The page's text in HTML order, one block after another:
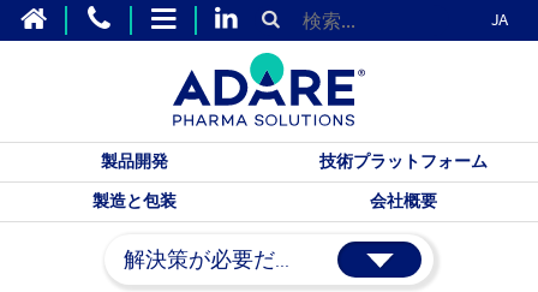
JA
製品開発
技術プラットフォーム
製造と包装
会社概要
解決策が必要だ...